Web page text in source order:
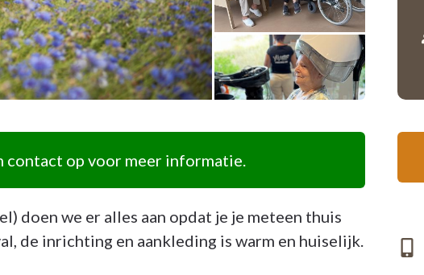
contact op voor meer informatie.
doen we er alles aan opdat je je meteen thuis
de inrichting en aankleding is warm en huiselijk.